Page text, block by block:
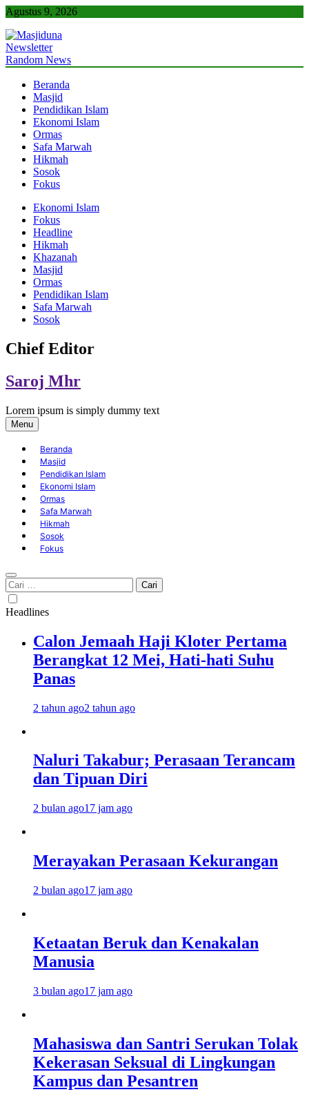
Skip
content
Agustus 9, 2026
Masjiduna
Referensi Berita Islam Indonesia
Newsletter
Random News
Beranda
Masjid
Pendidikan Islam
Ekonomi Islam
Ormas
Safa Marwah
Hikmah
Sosok
Fokus
Ekonomi Islam
Fokus
Headline
Hikmah
Khazanah
Masjid
Ormas
Pendidikan Islam
Safa Marwah
Sosok
Chief Editor
Saroj Mhr
Lorem ipsum is simply dummy text
Menu
Beranda
Masjid
Pendidikan Islam
Ekonomi Islam
Ormas
Safa Marwah
Hikmah
Sosok
Fokus
Cari
untuk:
Headlines
Calon Jemaah Haji Kloter Pertama
Berangkat 12 Mei, Hati-hati Suhu
Panas
2 tahun ago2 tahun ago
Naluri Takabur; Perasaan Terancam
dan Tipuan Diri
2 bulan ago17 jam ago
Merayakan Perasaan Kekurangan
2 bulan ago17 jam ago
Ketaatan Beruk dan Kenakalan
Manusia
3 bulan ago17 jam ago
Mahasiswa dan Santri Serukan Tolak
Kekerasan Seksual di Lingkungan
Kampus dan Pesantren